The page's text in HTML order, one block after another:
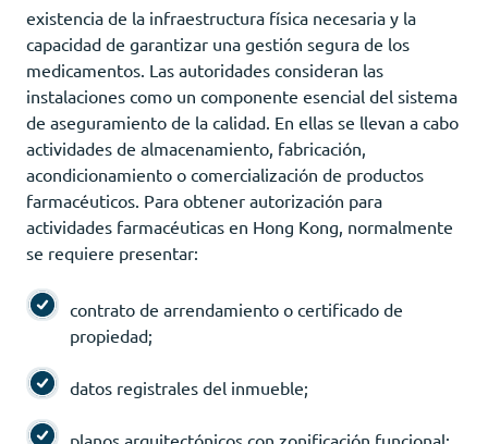
existencia de la infraestructura física necesaria y la
capacidad de garantizar una gestión segura de los
medicamentos. Las autoridades consideran las
instalaciones como un componente esencial del sistema
de aseguramiento de la calidad. En ellas se llevan a cabo
actividades de almacenamiento, fabricación,
acondicionamiento o comercialización de productos
farmacéuticos. Para obtener autorización para
actividades farmacéuticas en Hong Kong, normalmente
se requiere presentar:
contrato de arrendamiento o certificado de
propiedad;
datos registrales del inmueble;
planos arquitectónicos con zonificación funcional;